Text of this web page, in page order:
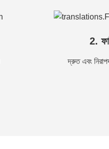
2.
দ্রুত এবং